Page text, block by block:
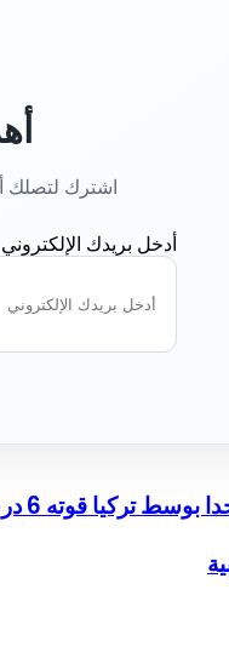
اشترك لتصلك
أدخل بريدك الإلكتروني
تركيا قوته 6 درجات